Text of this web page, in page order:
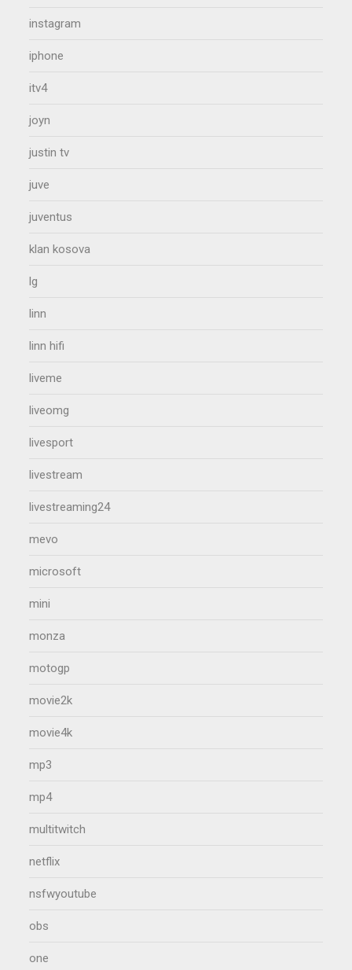
instagram
iphone
itv4
joyn
justin tv
juve
juventus
klan kosova
lg
linn
linn hifi
liveme
liveomg
livesport
livestream
livestreaming24
mevo
microsoft
mini
monza
motogp
movie2k
movie4k
mp3
mp4
multitwitch
netflix
nsfwyoutube
obs
one